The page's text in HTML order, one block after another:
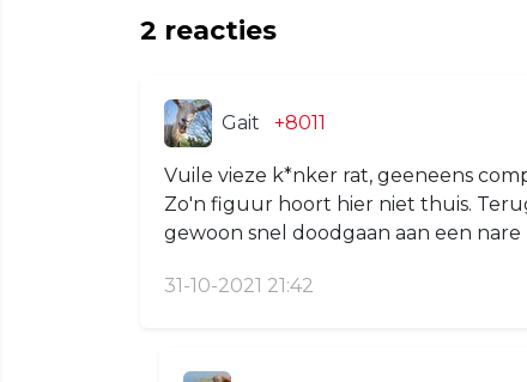
2 reacties
Gait +8011
Vuile vieze k*nker rat, geeneens
Zo'n figuur hoort hier niet thuis.
gewoon snel doodgaan aan een nare
31-10-2021 21:42